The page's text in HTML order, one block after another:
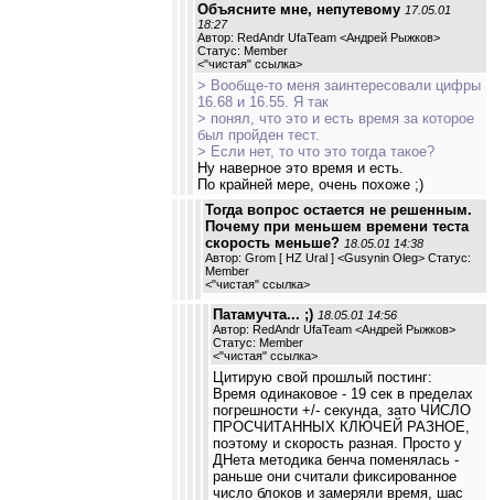
Объясните мне, непутевому 17.05.01
18:27
Автор: RedAndr UfaTeam <Андрей Рыжков>
Статус: Member
<"чистая" ссылка>
> Вообще-то меня заинтересовали цифры
16.68 и 16.55. Я так
> понял, что это и есть время за которое
был пройден тест.
> Если нет, то что это тогда такое?
Ну наверное это время и есть.
По крайней мере, очень похоже ;)
Тогда вопрос остается не решенным.
Почему при меньшем времени теста
скорость меньше? 18.05.01 14:38
Автор: Grom [ HZ Ural ] <Gusynin Oleg> Статус:
Member
<"чистая" ссылка>
Патамучта... ;) 18.05.01 14:56
Автор: RedAndr UfaTeam <Андрей Рыжков>
Статус: Member
<"чистая" ссылка>
Цитирую свой прошлый постинг:
Время одинаковое - 19 сек в пределах
погрешности +/- секунда, зато ЧИСЛО
ПРОСЧИТАННЫХ КЛЮЧЕЙ РАЗНОЕ,
поэтому и скорость разная. Просто у
ДНета методика бенча поменялась -
раньше они считали фиксированное
число блоков и замеряли время, шас